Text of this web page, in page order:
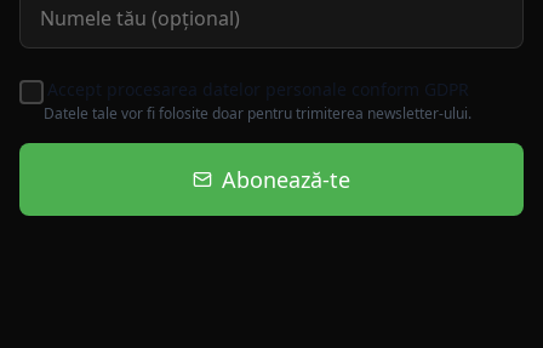
Accept procesarea datelor personale conform GDPR
Datele tale vor fi folosite doar pentru trimiterea newsletter-ului.
Abonează-te